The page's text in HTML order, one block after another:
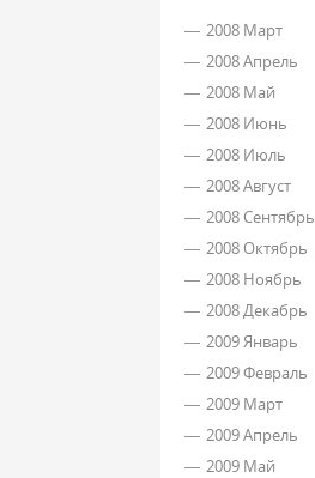
2008 Март
2008 Апрель
2008 Май
2008 Июнь
2008 Июль
2008 Август
2008 Сентябрь
2008 Октябрь
2008 Ноябрь
2008 Декабрь
2009 Январь
2009 Февраль
2009 Март
2009 Апрель
2009 Май